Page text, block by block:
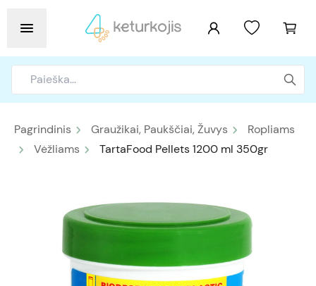
Pagrindinis Graužikai, Paukščiai, Žuvys
Ropliams
Vėžliams
TartaFood Pellets 1200 ml 350gr